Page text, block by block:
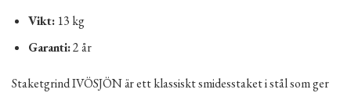
Vikt:13 kg
Garanti:2 år
Staketgrind IVÖSJÖN är ett klassiskt smidesstaket i stål som ger